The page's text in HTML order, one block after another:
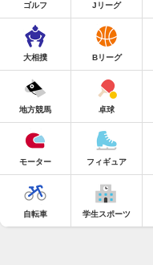
ゴルフ Jリーグ
大相撲 Bリーグ
地方競馬 卓球
モーター フィギュア
自転車 学生スポーツ